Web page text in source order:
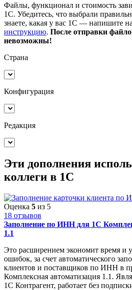
Файлы, функционал и стоимость
1С. Убедитесь, что выбрали
знаете, какая у вас 1С — напишите
инструкцию. После отправки
невозможны!
Страна
Конфигурация
Редакция
Эти дополнения
коллеги в 1С
Оценка 5 из 5
18 отзывов
Заполнение по ИНН для 1С
1.1
Это расширением экономит время и
ошибок, за счет автоматического
клиентов и поставщиков по ИНН в
Комплексная автоматизация 1.1.
1С Контрагент, работает без